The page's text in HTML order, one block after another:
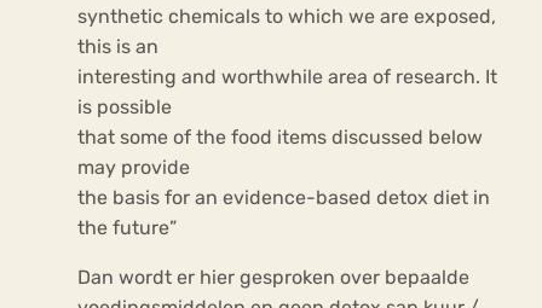
synthetic chemicals to which we are exposed,
this is an
interesting and worthwhile area of research. It
is possible
that some of the food items discussed below
may provide
the basis for an evidence-based detox diet in
the future”
Dan wordt er hier gesproken over bepaalde